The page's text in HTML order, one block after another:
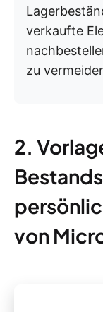
verkaufte
zu
2.
von